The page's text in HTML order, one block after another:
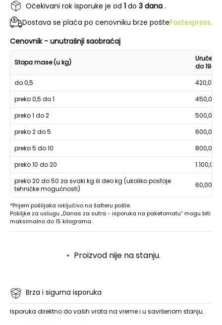
Očekivani rok isporuke je od 1 do 3 dana .
Dostava se plaća po cenovniku brze poštePostexpress.
Cenovnik - unutrašnji saobraćaj
Stopa mase (u kg)
Uručenje
do 19h
do 0,5
420,00
preko 0,5 do 1
450,00
preko 1 do 2
500,00
preko 2 do 5
600,00
preko 5 do 10
800,00
preko 10 do 20
1.100,00
preko 20 do 50 za svaki kg ili deo kg (ukoliko postoje
tehničke mogućnosti)
60,00
*Prijem pošiljaka isključivo na šalteru pošte.
Pošiljke za uslugu „Danas za sutra - isporuka na paketomatu“ mogu biti
maksimalno do 15 kilograma.
Proizvod nije na stanju.
Brza i sigurna isporuka
Isporuka direktno do vaših vrata na vreme i u savršenom stanju.